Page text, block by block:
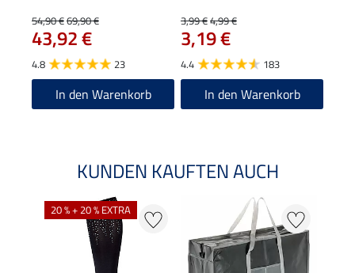
54,90 €69,90 €
43,92 €
4.8 23
In den Warenkorb
3,99 €4,99 €
3,19 €
4.4 183
In den Warenkorb
KUNDEN KAUFTEN AUCH
20 % + 20 % EXTRA